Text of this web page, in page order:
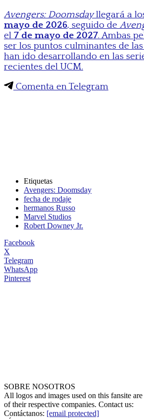
Avengers: Doomsdayllegará a
mayo de 2026, seguido de
el 7 de mayo de 2027. Ambas
ser los puntos culminantes de
han ido desarrollando en las
recientes del UCM.
Comenta en Telegram
Etiquetas
Avengers: Doomsday
fecha de rodaje
hermanos Russo
Marvel Studios
Robert Downey Jr.
Facebook
X
Telegram
WhatsApp
Pinterest
SOBRE NOSOTROS
All logos and images used on this fansite
of their respective companies. Contact us:
Contáctanos: [email protected]